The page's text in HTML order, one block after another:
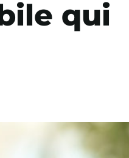
qui